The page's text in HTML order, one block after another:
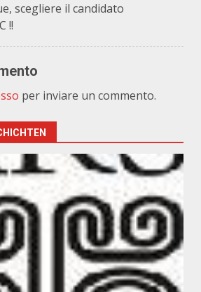
scegliere il candidato
!!
per inviare un commento.